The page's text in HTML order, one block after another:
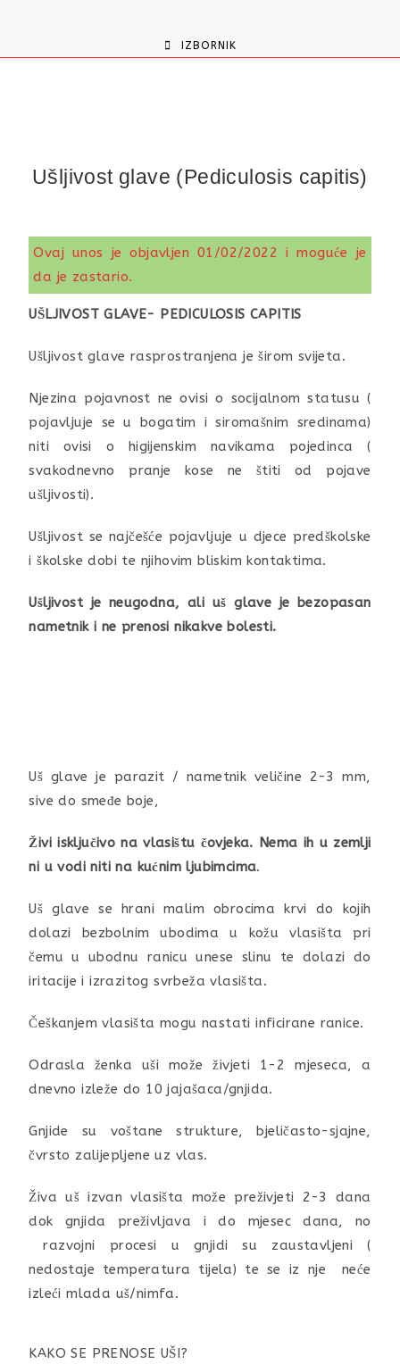
IZBORNIK
Ušljivost glave (Pediculosis capitis)
Ovaj unos je objavljen 01/02/2022 i moguće je
da je zastario.
UŠLJIVOST GLAVE- PEDICULOSIS CAPITIS
Ušljivost glave rasprostranjena je širom svijeta.
Njezina pojavnost ne ovisi o socijalnom statusu (
pojavljuje se u bogatim i siromašnim sredinama)
niti ovisi o higijenskim navikama pojedinca (
svakodnevno pranje kose ne štiti od pojave
ušljivosti).
Ušljivost se najčešće pojavljuje u djece predškolske
i školske dobi te njihovim bliskim kontaktima.
Ušljivost je neugodna, ali uš glave je bezopasan
nametnik i ne prenosi nikakve bolesti.
Uš glave je parazit / nametnik veličine 2-3 mm,
sive do smeđe boje,
Živi isključivo na vlasištu čovjeka. Nema ih u zemlji
ni u vodi niti na kućnim ljubimcima.
Uš glave se hrani malim obrocima krvi do kojih
dolazi bezbolnim ubodima u kožu vlasišta pri
čemu u ubodnu ranicu unese slinu te dolazi do
iritacije i izrazitog svrbeža vlasišta.
Češkanjem vlasišta mogu nastati inficirane ranice.
Odrasla ženka uši može živjeti 1-2 mjeseca, a
dnevno izleže do 10 jajašaca/gnjida.
Gnjide su voštane strukture, bjeličasto-sjajne,
čvrsto zalijepljene uz vlas.
Živa uš izvan vlasišta može preživjeti 2-3 dana
dok gnjida preživljava i do mjesec dana, no
razvojni procesi u gnjidi su zaustavljeni (
nedostaje temperatura tijela) te se iz nje neće
izleći mlada uš/nimfa.
KAKO SE PRENOSE UŠI?